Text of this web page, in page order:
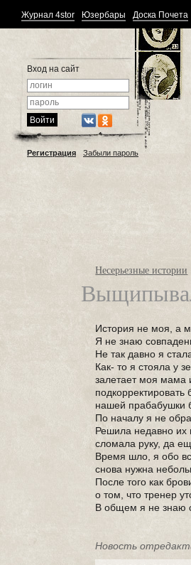
Журнал 4stor Юзербары Доска Почета
Вход на сайт
Регистрация Забыли пароль
Несерьезные истории
История не моя, а
Я не знаю
Не так давно я
Как- то я стояла у
залетает моя мама
нашей прабабушки
По началу я не
Решила недавно их
сломала руку, да
Время шло, я обо
снова нужна
После того как
о том, что тренер
В общем я не знаю
Новость